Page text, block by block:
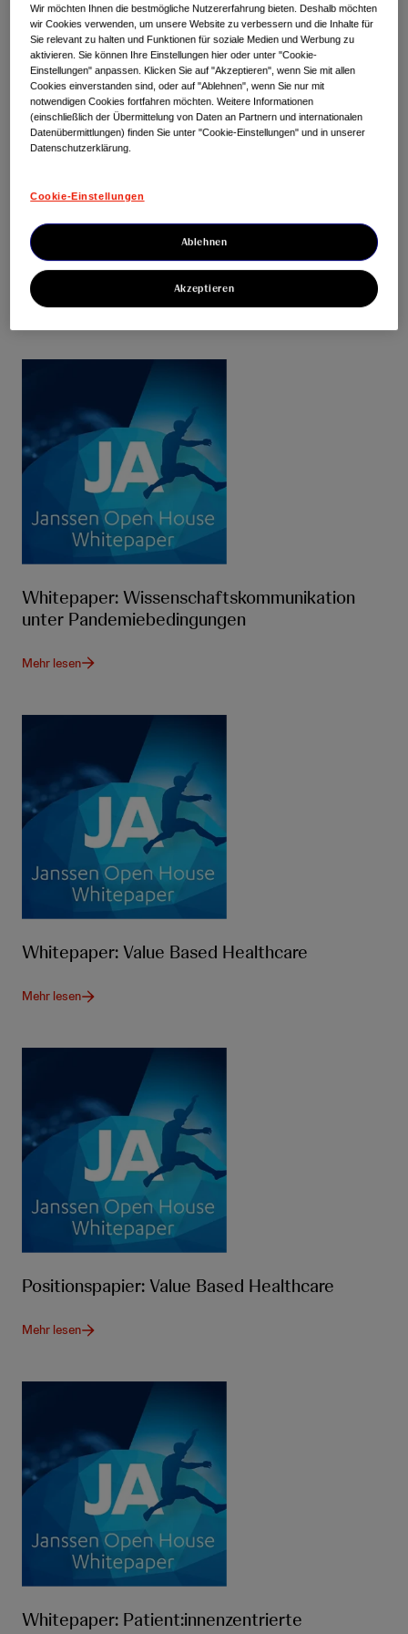
Positionspapiere
In unseren Whitepapern fassen wir die
Ergebnisse und offenen Fragen der jeweiligen
vorangegangenen Arbeitssessions zusammen.
Sie dienen als Impuls und
Veröffentlichungen zum kostenlosen
Download. Wir wünschen eine inspirierende
Lektüre und freuen uns über Feedback!
Whitepaper: Wissenschaftskommunikation
unter Pandemiebedingungen
Mehr lesen
Whitepaper: Value Based Healthcare
Mehr lesen
Positionspapier: Value Based Healthcare
Mehr lesen
Whitepaper: Patient:innenzentrierte
Wir möchten Ihnen die bestmögliche Nutzererfahrung bieten. Deshalb möchten
wir Cookies verwenden, um unsere Website zu verbessern und die Inhalte für
Sie relevant zu halten und Funktionen für soziale Medien und Werbung zu
aktivieren. Sie können Ihre Einstellungen hier oder unter "Cookie-
Einstellungen" anpassen. Klicken Sie auf "Akzeptieren", wenn Sie mit allen
Cookies einverstanden sind, oder auf "Ablehnen", wenn Sie nur mit
notwendigen Cookies fortfahren möchten. Weitere Informationen
(einschließlich der Übermittelung von Daten an Partnern und internationalen
Datenübermittlungen) finden Sie unter "Cookie-Einstellungen" und in unserer
Datenschutzerklärung.
Cookie-Einstellungen
Ablehnen
Akzeptieren